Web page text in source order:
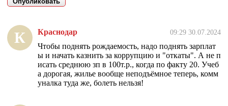
К Краснодар 09:29 30.07.2024
Чтобы поднять рождаемость, надо поднять зарплат
ы и начать казнить за коррупцию и "откаты". А не п
исать среднюю зп в 100т.р., когда по факту 20. Учеб
а дорогая, жилье вообще неподъёмное теперь, комм
уналка туда же, болеть нельзя!